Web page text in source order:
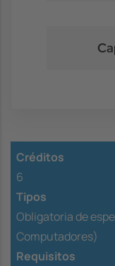
Créditos
6
Tipos
Obligatoria de
Computadores)
Requisitos